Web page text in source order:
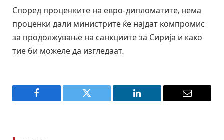
Според проценките на евро-дипломатите, нема
проценки дали министрите ќе најдат компромис
за продолжување на санкциите за Сирија и како
тие би можеле да изгледаат.
Facebook Twitter LinkedIn Email